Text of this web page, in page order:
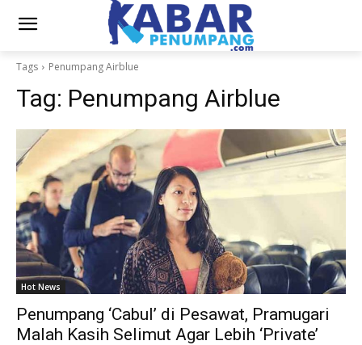
Tags Penumpang Airblue
Tag: Penumpang Airblue
Hot News
Penumpang ‘Cabul’ di Pesawat, Pramugari
Malah Kasih Selimut Agar Lebih ‘Private’